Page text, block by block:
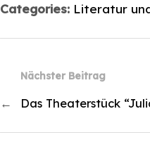
Categories: Literatur
Nächster Beitrag
← Das Theaterstück